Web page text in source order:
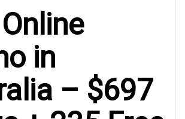
in
– $697